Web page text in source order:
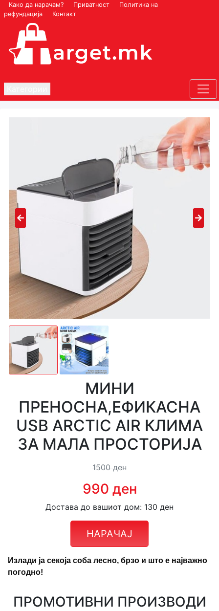
Како да нарачам? Приватност
Политика на
рефундација
Контакт
МИНИ
ПРЕНОСНА,ЕФИКАСНА
USB ARCTIC AIR КЛИМА
ЗА МАЛА ПРОСТОРИЈА
1500 ден
990 ден
Достава до вашиот дом: 130 ден
НАРАЧАЈ
Излади ја секоја соба лесно, брзо и што е најважно
погодно!
ПРОМОТИВНИ ПРОИЗВОДИ